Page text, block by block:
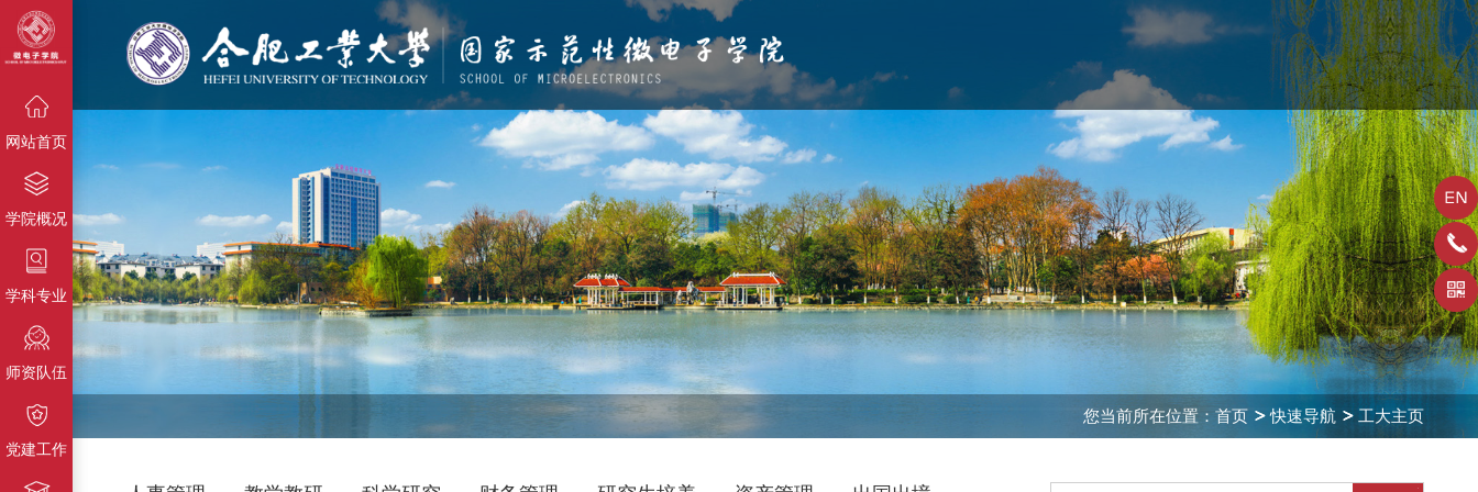
{栏目名称}
{栏目名称}
{栏目名称}
网站首页
学院概况
学科专业
师资队伍
党建工作
您当前所在位置： 首页 快速导航 工大主页